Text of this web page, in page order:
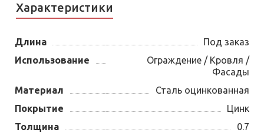
Характеристики
Длина
Под заказ
Использование
Ограждение / Кровля /
Фасады
Материал
Сталь оцинкованная
Покрытие
Цинк
Толщина
0.7